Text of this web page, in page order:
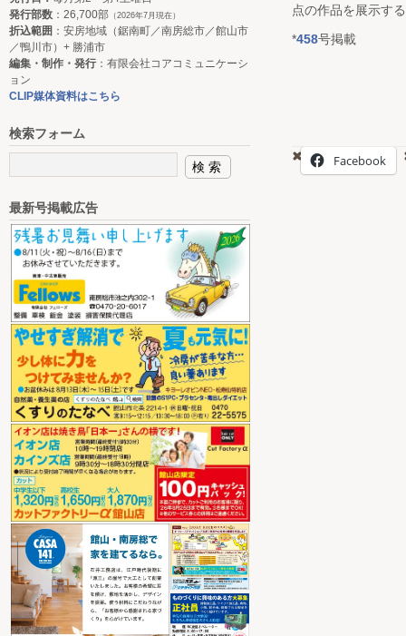
点の作品を展示す
*458号掲載
Facebook
発行部数 ：26,700部 （2026年7月現在）
折込範囲 ：安房地域（鋸南町／南房総市／館山市
／鴨川市）+ 勝浦市
編集・制作・発行：有限会社コアコミュニケーシ
ョン
CLIP媒体資料はこちら
検索フォーム
最新号掲載広告